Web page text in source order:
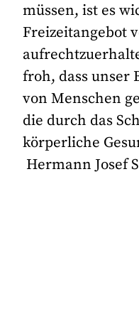
müssen, ist es
Freizeitangebot
froh, dass unser
von Menschen
die durch das
körperliche
Hermann Josef